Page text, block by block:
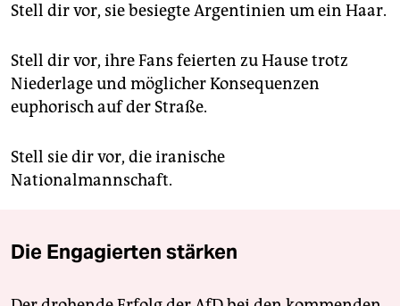
Stell dir vor, sie besiegte Argentinien um ein Haar.
Stell dir vor, ihre Fans feierten zu Hause trotz
Niederlage und möglicher Konsequenzen
euphorisch auf der Straße.
Stell sie dir vor, die iranische
Nationalmannschaft.
Die Engagierten stärken